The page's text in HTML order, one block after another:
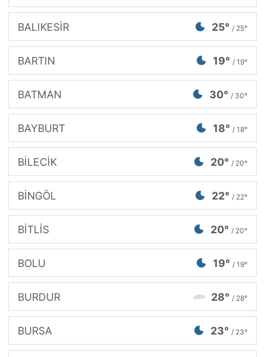
BALIKESİR 25° / 25°
BARTIN 19° / 19°
BATMAN 30° / 30°
BAYBURT 18° / 18°
BİLECİK 20° / 20°
BİNGÖL 22° / 22°
BİTLİS 20° / 20°
BOLU 19° / 19°
BURDUR 28° / 28°
BURSA 23° / 23°